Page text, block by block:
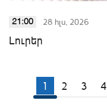
21:00 28 հլս, 2026
Լուրեր
1 2 3 4